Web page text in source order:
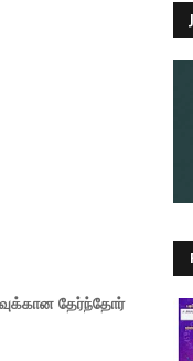
தேர்ந்தோர்